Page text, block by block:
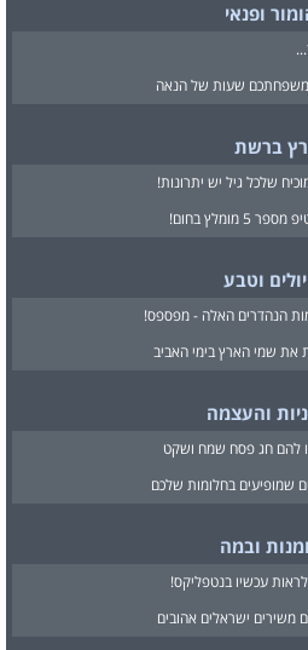
ופנאי
שעות של הנאה
רץ ברשת
וטבע
והעצמה
להם חג פסח שמח ושקט
ובמה